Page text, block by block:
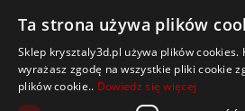
Wszelkie prawa
Kontakt Współpraca Regulamin
Ta strona używa plików
Sklep krysztaly3d.pl używa plików cookies.
wyrażasz zgodę na wszystkie pliki cookie
plików cookie.. Dowiedz się więcej